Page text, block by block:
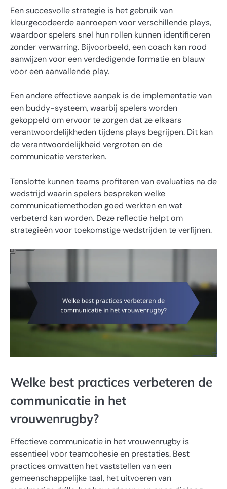
Een succesvolle strategie is het gebruik van
kleurgecodeerde aanroepen voor verschillende plays,
waardoor spelers snel hun rollen kunnen identificeren
zonder verwarring. Bijvoorbeeld, een coach kan rood
aanwijzen voor een verdedigende formatie en blauw
voor een aanvallende play.
Een andere effectieve aanpak is de implementatie van
een buddy-systeem, waarbij spelers worden
gekoppeld om ervoor te zorgen dat ze elkaars
verantwoordelijkheden tijdens plays begrijpen. Dit kan
de verantwoordelijkheid vergroten en de
communicatie versterken.
Tenslotte kunnen teams profiteren van evaluaties na de
wedstrijd waarin spelers bespreken welke
communicatiemethoden goed werkten en wat
verbeterd kan worden. Deze reflectie helpt om
strategieën voor toekomstige wedstrijden te verfijnen.
Welke best practices verbeteren de
communicatie in het
vrouwenrugby?
Effectieve communicatie in het vrouwenrugby is
essentieel voor teamcohesie en prestaties. Best
practices omvatten het vaststellen van een
gemeenschappelijke taal, het uitvoeren van